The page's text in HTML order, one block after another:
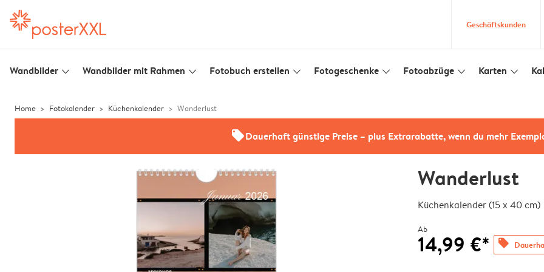
Geschäftskunden
Wandbilder slim_arrow_down Wandbilder mit Rahmen slim_arrow_down Fotobuch erstellen slim_arrow_down Fotogeschenke slim_arrow_down Fotoabzüge slim_arrow_down Karten slim_arrow_down
Home Fotokalender Küchenkalender Wanderlust
offersDauerhaft günstige Preise – plus Extrarabatte, wenn du mehr
Wanderlust
Küchenkalender (15 x 40 cm)
Ab
14,99 €* offers